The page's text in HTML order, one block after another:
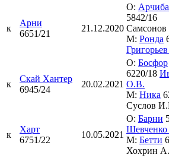
к
Арни
6651/21
21.12.2020
О:
5842/16
М: Ронда
к
Скай Хантер
6945/24
20.02.2021
О: Босфор
6220/18
О.В.
М: Ника
Суслов
к
Харт
6751/22
10.05.2021
О: Барни
М: Бетти
Хохрин